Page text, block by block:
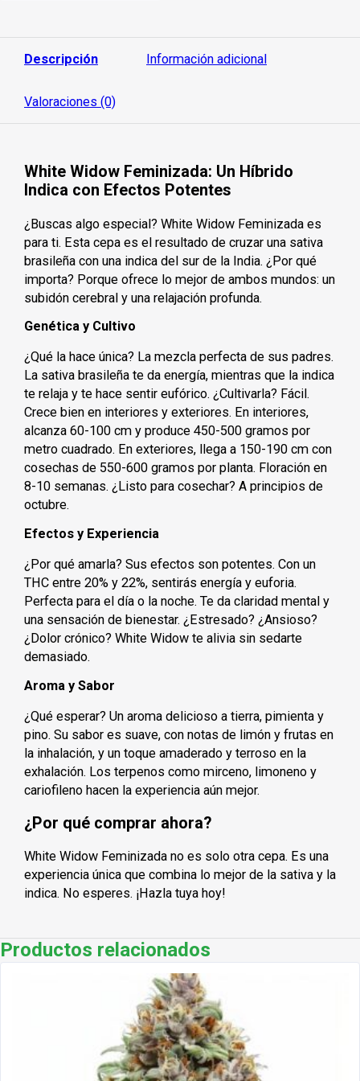
Descripción Información adicional
Valoraciones (0)
White Widow Feminizada: Un Híbrido
Indica con Efectos Potentes
¿Buscas algo especial? White Widow Feminizada es
para ti. Esta cepa es el resultado de cruzar una sativa
brasileña con una indica del sur de la India. ¿Por qué
importa? Porque ofrece lo mejor de ambos mundos: un
subidón cerebral y una relajación profunda.
Genética y Cultivo
¿Qué la hace única? La mezcla perfecta de sus padres.
La sativa brasileña te da energía, mientras que la indica
te relaja y te hace sentir eufórico. ¿Cultivarla? Fácil.
Crece bien en interiores y exteriores. En interiores,
alcanza 60-100 cm y produce 450-500 gramos por
metro cuadrado. En exteriores, llega a 150-190 cm con
cosechas de 550-600 gramos por planta. Floración en
8-10 semanas. ¿Listo para cosechar? A principios de
octubre.
Efectos y Experiencia
¿Por qué amarla? Sus efectos son potentes. Con un
THC entre 20% y 22%, sentirás energía y euforia.
Perfecta para el día o la noche. Te da claridad mental y
una sensación de bienestar. ¿Estresado? ¿Ansioso?
¿Dolor crónico? White Widow te alivia sin sedarte
demasiado.
Aroma y Sabor
¿Qué esperar? Un aroma delicioso a tierra, pimienta y
pino. Su sabor es suave, con notas de limón y frutas en
la inhalación, y un toque amaderado y terroso en la
exhalación. Los terpenos como mirceno, limoneno y
cariofileno hacen la experiencia aún mejor.
¿Por qué comprar ahora?
White Widow Feminizada no es solo otra cepa. Es una
experiencia única que combina lo mejor de la sativa y la
indica. No esperes. ¡Hazla tuya hoy!
Productos relacionados